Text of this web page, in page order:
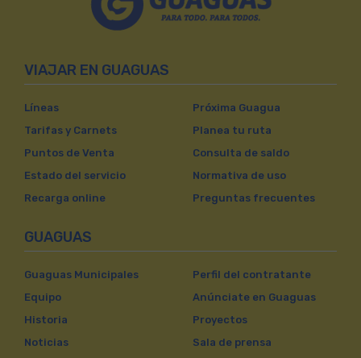
VIAJAR EN GUAGUAS
Líneas
Tarifas y Carnets
Puntos de Venta
Estado del servicio
Recarga online
Próxima Guagua
Planea tu ruta
Consulta de saldo
Normativa de uso
Preguntas frecuentes
GUAGUAS
Guaguas Municipales
Equipo
Historia
Noticias
Perfil del contratante
Anúnciate en Guaguas
Proyectos
Sala de prensa